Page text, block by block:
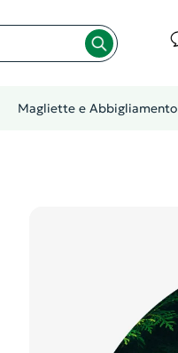
Magliette e Abbigliamento